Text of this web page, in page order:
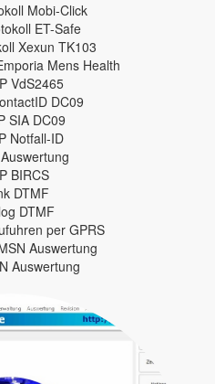
Mobi-Click
ET-Safe
Xexun TK103
Mens Health
VdS2465
DC09
SIA DC09
Notfall-ID
BIRCS
DTMF
DTMF
per GPRS
Auswertung
Auswertung